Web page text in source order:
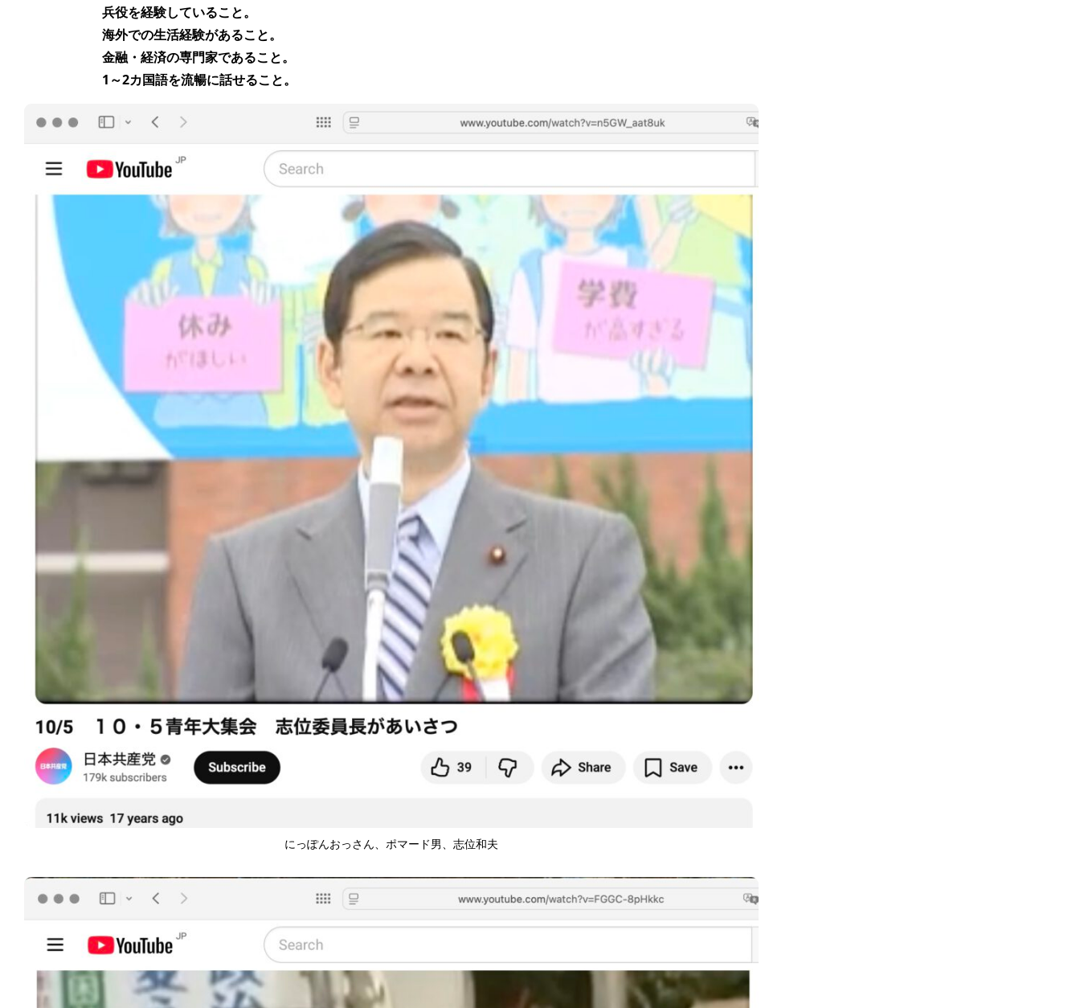
ART WORLD
兵役を経験していること。
海外での生活経験があること。
金融・経済の専門家であること。
1～2カ国語を流暢に話せること。
にっぽんおっさん、ポマード男、志位和夫